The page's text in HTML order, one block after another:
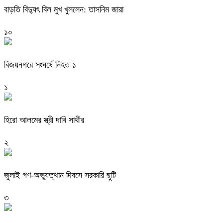
বাড়তি বিদ্যুৎ বিল মুখ খুললেন: তাসনিম জারা
১০
বিজয়নগরে সংঘর্ষে নিহত ১
১
হিরো আলমের স্ত্রী দাবি সাথীর
২
জুলাই গণ-অভ্যুত্থান দিবসে সরকারি ছুটি
৩